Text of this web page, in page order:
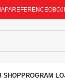
REFERENCE
SHOPPROGRAM